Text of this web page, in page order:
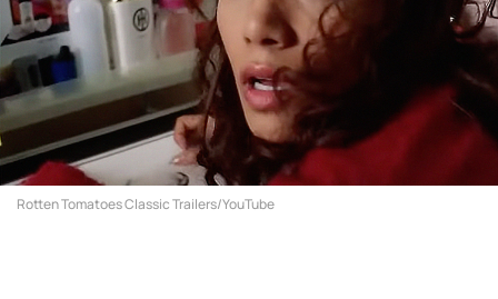
Rotten Tomatoes Classic Trailers/YouTube